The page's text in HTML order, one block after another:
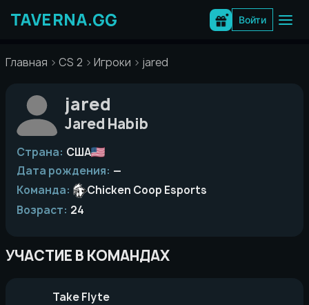
содержимому
Войти
Главная CS 2 Игроки jared
jared
Jared Habib
Страна: США
Дата рождения: —
Команда:
Chicken Coop Esports
Возраст: 24
УЧАСТИЕ В КОМАНДАХ
Take Flyte